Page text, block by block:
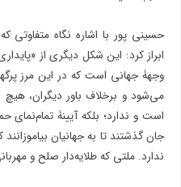
حسینی پور با اشاره نگاه
ابراز کرد: این شکل دیگری از
وجهۀ جهانی است که در این مرز
می‌شود و برخلاف باور دیگران،
است و ندارد؛ بلکه آیینۀ
جان گذشتند تا به جهانیان
ندارد. ملتی که طلایه‌دار صلح و